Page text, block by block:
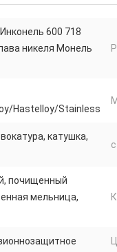
600 718
никеля Монель
Hastelloy/Stainless
катушка,
почищенный
мельница,